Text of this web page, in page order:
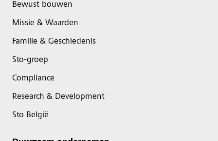
Bewust bouwen
Missie & Waarden
Familie & Geschiedenis
Sto-groep
Compliance
Research & Development
Sto België